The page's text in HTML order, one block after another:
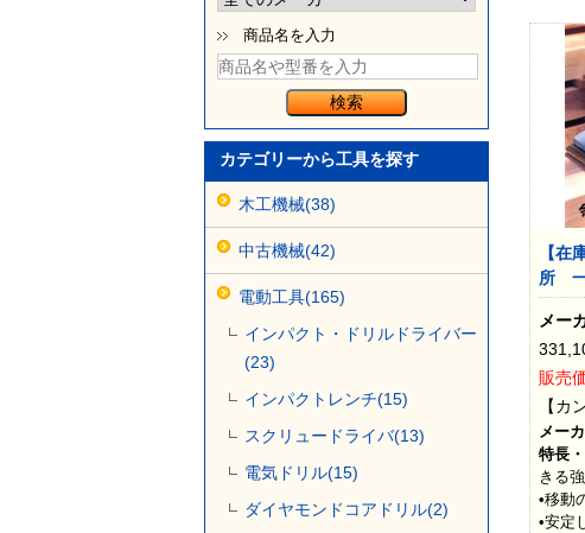
【在
所
メー
販売
【カ
メー
特長
きる
•移動
•安定
商品名を入力
カテゴリーから工具を探す
木工機械(38)
中古機械(42)
電動工具(165)
インパクト・ドリルドライバー
(23)
インパクトレンチ(15)
スクリュードライバ(13)
電気ドリル(15)
ダイヤモンドコアドリル(2)